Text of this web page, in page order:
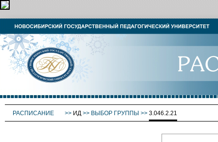
РАСПИСАНИЕ >> ИД >> ВЫБОР ГРУППЫ >> 3.046.2.21